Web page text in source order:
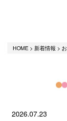
HOME> 新着情報 >
2026.07.23